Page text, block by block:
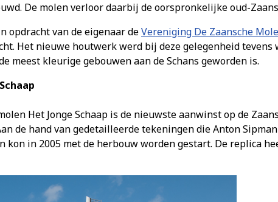
De molen verloor daarbij de oorspronkelijke oud-
opdracht van de eigenaar deVereniging De Zaansche
Het nieuwe houtwerk werd bij deze gelegenheid
meest kleurige gebouwen aan de Schans geworden is.
Het Jonge Schaap is de nieuwste aanwinst op de
de hand van gedetailleerde tekeningen die Anton
kon in 2005 met de herbouw worden gestart. De replica